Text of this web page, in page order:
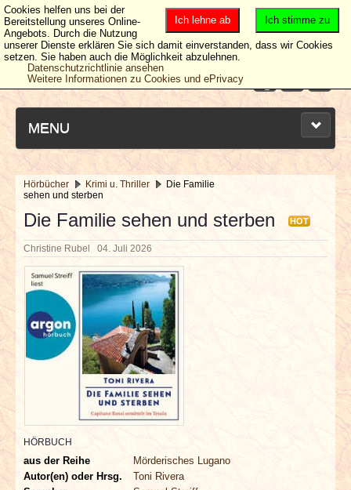
MENU
NEUESTE ARTIKEL
NEWS & DATES
BERICHTE
VERLOSUNGEN
INTERVIEWS
SPECIALS
REDAKTION
LINKS
Hörbücher Krimi u. Thriller
Die Familie
sehen und sterben
Die Familie sehen und sterben HOT
Christine Rubel 04. Juli 2026
HÖRBUCH
aus der Reihe
Mörderisches Lugano
Autor(en) oder Hrsg.
Toni Rivera
Ich stimme zu
Ich lehne ab
Cookies helfen uns bei der
Bereitstellung unseres Online-
Angebots. Durch die Nutzung
unserer Dienste erklären Sie sich damit einverstanden, dass wir Cookies
setzen. Sie haben auch die Möglichkeit abzulehnen.
Datenschutzrichtlinie ansehen
Weitere Informationen zu Cookies und ePrivacy